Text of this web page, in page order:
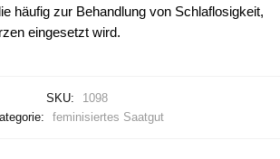
häufig zur Behandlung von Schlaflosigkeit,
eingesetzt wird.
SKU:
1098
feminisiertes Saatgut